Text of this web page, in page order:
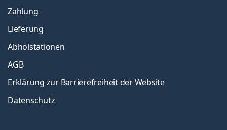
Zahlung
Lieferung
Abholstationen
AGB
Erklärung zur Barrierefreiheit der Website
Datenschutz